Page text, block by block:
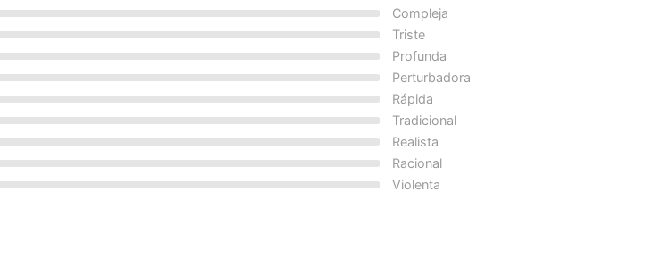
Compleja
Triste
Profunda
Perturbadora
Rápida
Tradicional
Realista
Racional
Violenta